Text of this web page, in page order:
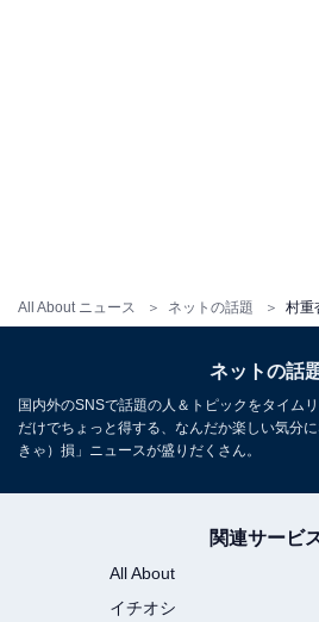
All About ニュース ネットの話題
ネットの話
国内外のSNSで話題の人＆トピックをタイム
だけでちょっと得する、なんだか楽しい気分
きゃ）損」ニュースが盛りだくさん。
関連サービ
All About
イチオシ